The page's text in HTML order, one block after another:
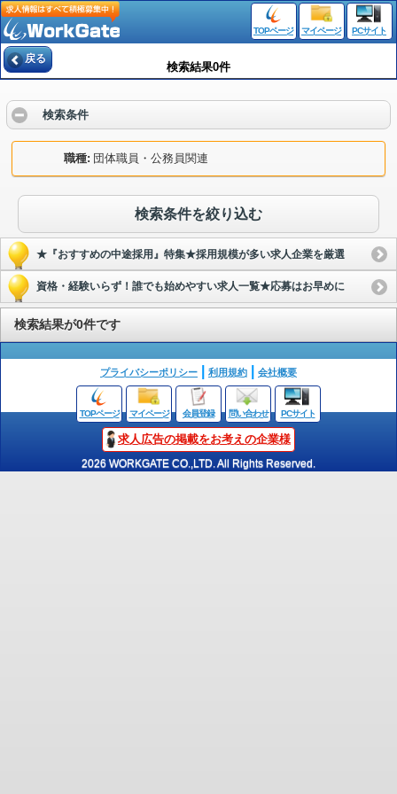
TOPページ マイページ PCサイト
戻る
検索結果0件
検索条件
職種 団体職員・公務員関連
検索条件を絞り込む
★『おすすめの中途採用』特集★採用規模が多い求人企業を厳選
資格・経験いらず！誰でも始めやすい求人一覧★応募はお早めに
検索結果が0件です
プライバシーポリシー 利用規約 会社概要
TOPページ マイページ 会員登録 問い合わせ PCサイト
求人広告の掲載をお考えの企業様
2026 WORKGATE CO.,LTD. All Rights Reserved.